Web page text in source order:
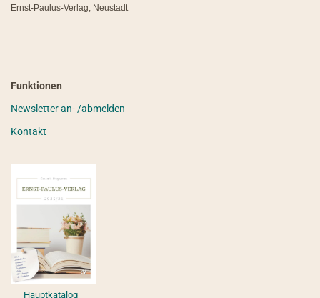
Ernst-Paulus-Verlag, Neustadt
Funktionen
Newsletter an- /abmelden
Kontakt
Hauptkatalog